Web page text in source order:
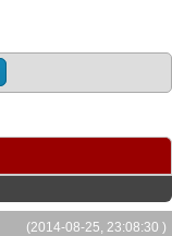
(2014-08-25, 23:08:30 )